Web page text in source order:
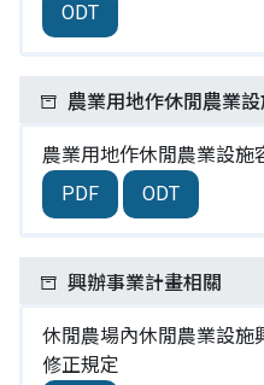
ODT
農業用地作休閒農業
農業用地作休閒農業設施
PDF
ODT
興辦事業計畫相關
休閒農場內休閒農業設施
修正規定